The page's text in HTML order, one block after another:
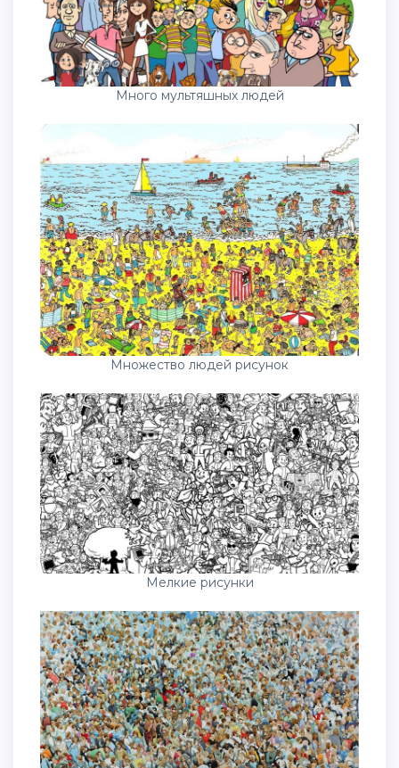
Много мультяшных людей
Множество людей рисунок
Мелкие рисунки